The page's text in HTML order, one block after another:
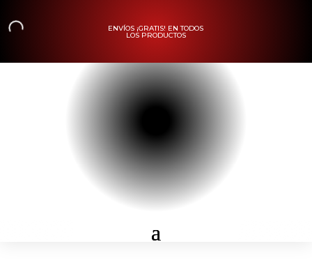
ENVÍOS ¡GRATIS! EN TODOS
LOS PRODUCTOS